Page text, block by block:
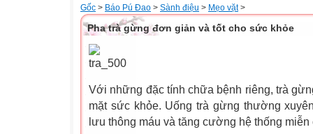
Gốc > Báo Pú Đao > Sành điệu > Mẹo vặt>
Pha trà gừng đơn giản và tốt cho sức khỏe
Với những đặc tính chữa bệnh riêng, trà
mặt sức khỏe. Uống trà gừng thường
lưu thông máu và tăng cường hệ thống